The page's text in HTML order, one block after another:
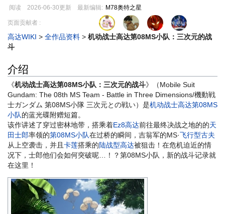
阅读 2026-06-30更新 最新编辑: M78奥特之星
跳
导
航
跳
搜
索
页面贡献者 :
高达WIKI > 全作品资料 > 机动战士高达第08MS小队：三次元的战
斗
介绍
《机动战士高达第08MS小队：三次元的战斗》（Mobile Suit
Gundam: The 08th MS Team - Battle in Three Dimensions/機動戦
士ガンダム 第08MS小隊 三次元との戦い）是机动战士高达第08MS
小队的蓝光碟附赠短篇。
该作讲述了穿过密林地带，搭乘着Ez8高达前往最终决战之地的的天
田士郎率领的第08MS小队在过桥的瞬间，吉翁军的MS·飞行型古夫
从上空袭击，并且 卡莲搭乘的陆战型高达被狙击！在危机迫近的情
况下，士郎他们会如何突破呢…！？第08MS小队，新的战斗记录就
在这里！